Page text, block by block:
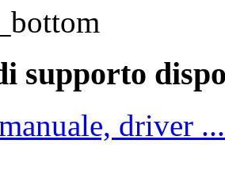
supporto
driver ...